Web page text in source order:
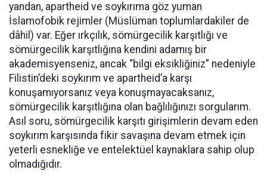
yandan, apartheid ve soykırıma göz yuman
İslamofobik rejimler (Müslüman toplumlardakiler de
dâhil) var. Eğer ırkçılık, sömürgecilik karşıtlığı ve
sömürgecilik karşıtlığına kendini adamış bir
akademisyenseniz, ancak “bilgi eksikliğiniz” nedeniyle
Filistin’deki soykırım ve apartheid’a karşı
konuşamıyorsanız veya konuşmayacaksanız,
sömürgecilik karşıtlığına olan bağlılığınızı sorgularım.
Asıl soru, sömürgecilik karşıtı girişimlerin devam eden
soykırım karşısında fikir savaşına devam etmek için
yeterli esnekliğe ve entelektüel kaynaklara sahip olup
olmadığıdır.